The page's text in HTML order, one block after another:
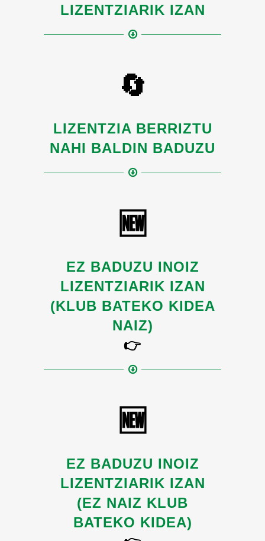
LIZENTZIARIK IZAN
🔄
LIZENTZIA BERRIZTU
NAHI BALDIN BADUZU
🆕
EZ BADUZU INOIZ
LIZENTZIARIK IZAN
(KLUB BATEKO KIDEA
NAIZ)
👉
🆕
EZ BADUZU INOIZ
LIZENTZIARIK IZAN
(EZ NAIZ KLUB
BATEKO KIDEA)